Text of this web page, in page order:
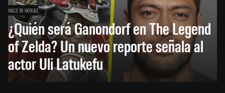
HACE 18 HORAS
¿Quién será Ganondorf en The Legend
of Zelda? Un nuevo reporte señala al
actor Uli Latukefu